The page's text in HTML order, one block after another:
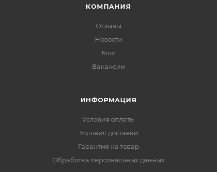
КОМПАНИЯ
Отзывы
Новости
Блог
Вакансии
ИНФОРМАЦИЯ
Условия оплаты
Условия доставки
Гарантия на товар
Обработка персональных данных